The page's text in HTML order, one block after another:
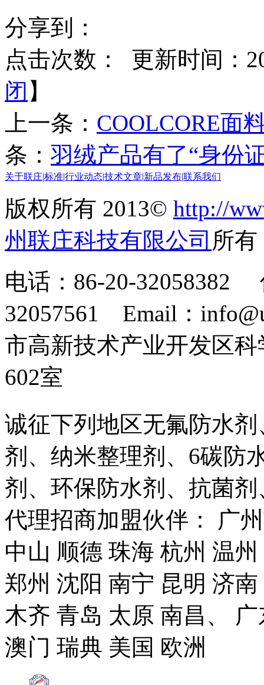
分享到：
点击次数：
更新时间：
闭 】
上一条： COOLCORE面
条： 羽绒产品有了“身份
关于联庄标准行业动态技术文章 新品发布联系我们
版权所有 2013© http://
州联庄科技有限公司 所
电话：86-20-32058382
32057561 Email：
市高新技术产业开发区
602室
诚征下列地区无氟防水
剂、纳米整理剂、6碳防
剂、环保防水剂、抗菌
代理招商加盟伙伴： 广
中山 顺德 珠海 杭州 温
郑州 沈阳 南宁 昆明 济
木齐 青岛 太原 南昌、
澳门 瑞典 美国 欧洲